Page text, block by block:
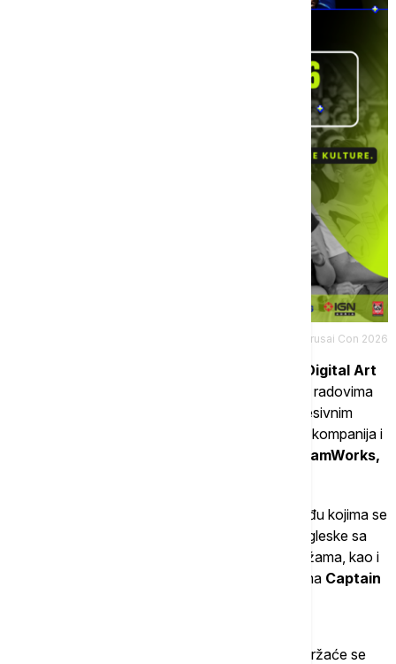
Promo/Urusai Con 2026
Digital Art
sa više od 70 učesnika. O najboljim radovima
odlučivaće stručni žiri koji čine umetnici sa impresivnim
međunarodnim iskustvom, uključujući saradnike kompanija i
Netflix, Sony Pictures, DreamWorks,
Festival će ugostiti i brojne specijalne goste, među kojima se
, internet senzacija iz Engleske sa
više od dva miliona pratilaca na društvenim mrežama, kao i
međunarodno priznati cosplayer i kreator kostima Captain
, održaće se